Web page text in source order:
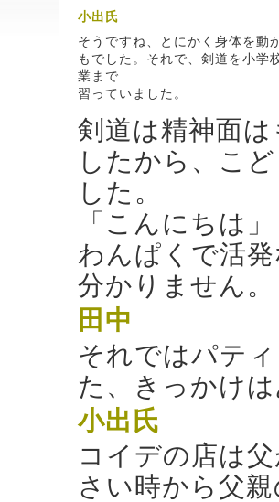
小出 氏
そうですね、とにかく身体を動
もでした。それで、剣道を小学
業まで
習っていました。
剣道は精神面
したから、こ
した。
「こんにちは
わんぱくで活
分かりません。
田中
それではパテ
た、きっかけ
小出氏
コイデの店は
さい時から父